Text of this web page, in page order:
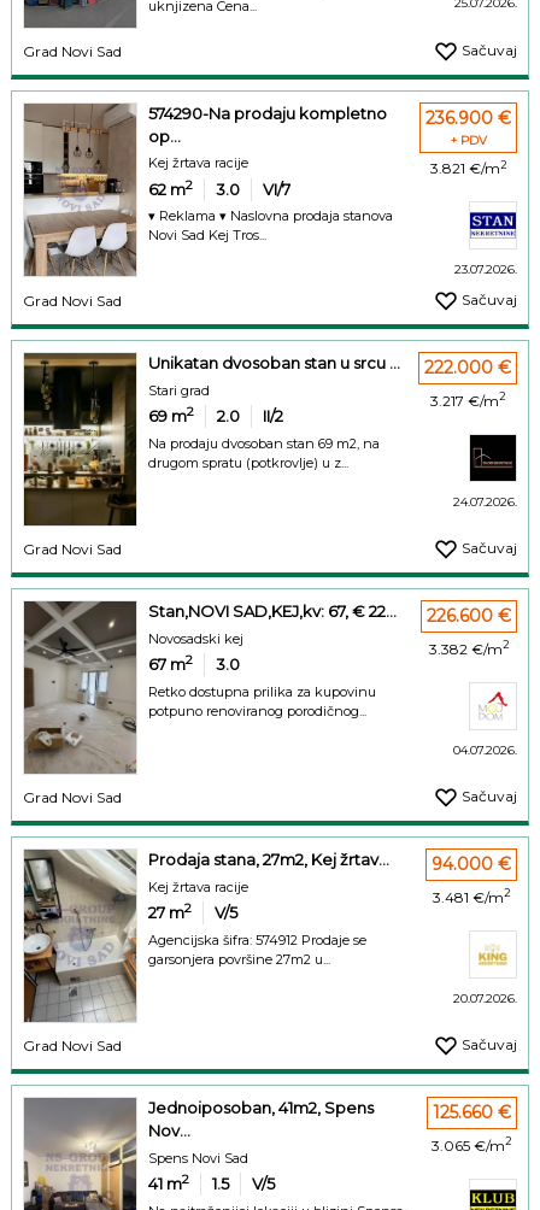
uknjizena Cena...
Grad Novi Sad Sačuvaj
574290-Na prodaju kompletno
op...
Kej žrtava racije
62 m2 3.0 VI/7
▾ Reklama ▾ Naslovna prodaja stanova
Novi Sad Kej Tros...
236.900 €
+ PDV
3.821 €/m2
23.07.2026.
Grad Novi Sad Sačuvaj
Unikatan dvosoban stan u srcu ...
Stari grad
69 m2 2.0 II/2
Na prodaju dvosoban stan 69 m2, na
drugom spratu (potkrovlje) u z...
222.000 €
3.217 €/m2
24.07.2026.
Grad Novi Sad Sačuvaj
Stan,NOVI SAD,KEJ,kv: 67, € 22...
Novosadski kej
67 m2 3.0
Retko dostupna prilika za kupovinu
potpuno renoviranog porodičnog...
226.600 €
3.382 €/m2
04.07.2026.
Grad Novi Sad Sačuvaj
Prodaja stana, 27m2, Kej žrtav...
Kej žrtava racije
27 m2 V/5
Agencijska šifra: 574912 Prodaje se
garsonjera površine 27m2 u...
94.000 €
3.481 €/m2
20.07.2026.
Grad Novi Sad Sačuvaj
Jednoiposoban, 41m2, Spens
Nov...
Spens Novi Sad
41 m2 1.5 V/5
125.660 €
3.065 €/m2